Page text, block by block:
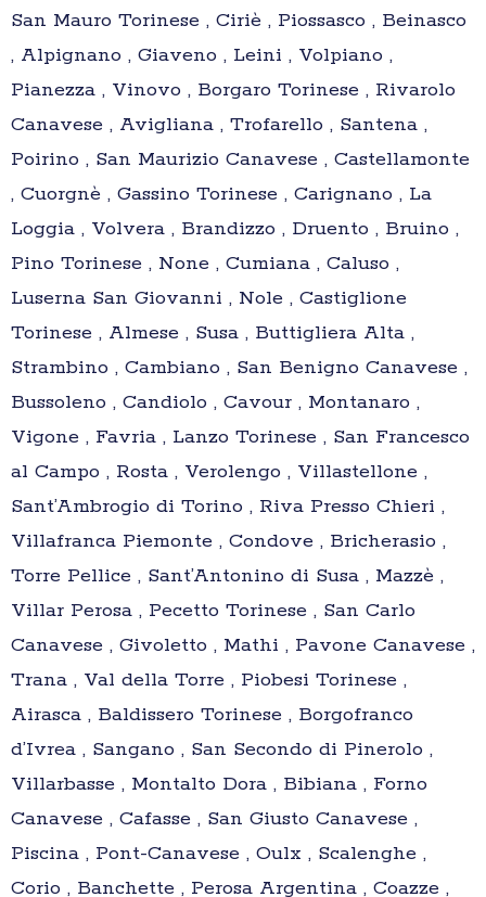
San Mauro Torinese , Ciriè , Piossasco , Beinasco
, Alpignano , Giaveno , Leini , Volpiano ,
Pianezza , Vinovo , Borgaro Torinese , Rivarolo
Canavese , Avigliana , Trofarello , Santena ,
Poirino , San Maurizio Canavese , Castellamonte
, Cuorgnè , Gassino Torinese , Carignano , La
Loggia , Volvera , Brandizzo , Druento , Bruino ,
Pino Torinese , None , Cumiana , Caluso ,
Luserna San Giovanni , Nole , Castiglione
Torinese , Almese , Susa , Buttigliera Alta ,
Strambino , Cambiano , San Benigno Canavese ,
Bussoleno , Candiolo , Cavour , Montanaro ,
Vigone , Favria , Lanzo Torinese , San Francesco
al Campo , Rosta , Verolengo , Villastellone ,
Sant’Ambrogio di Torino , Riva Presso Chieri ,
Villafranca Piemonte , Condove , Bricherasio ,
Torre Pellice , Sant’Antonino di Susa , Mazzè ,
Villar Perosa , Pecetto Torinese , San Carlo
Canavese , Givoletto , Mathi , Pavone Canavese ,
Trana , Val della Torre , Piobesi Torinese ,
Airasca , Baldissero Torinese , Borgofranco
d’Ivrea , Sangano , San Secondo di Pinerolo ,
Villarbasse , Montalto Dora , Bibiana , Forno
Canavese , Cafasse , San Giusto Canavese ,
Piscina , Pont-Canavese , Oulx , Scalenghe ,
Corio , Banchette , Perosa Argentina , Coazze ,